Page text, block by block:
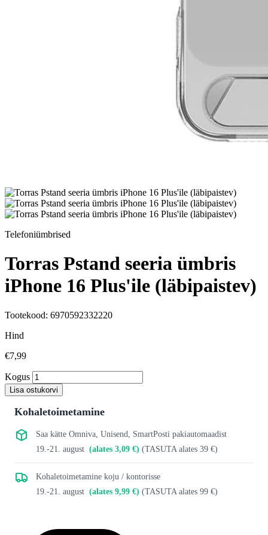
Telefoniümbrised
Torras Pstand seeria ümbris
iPhone 16 Plus'ile (läbipaistev)
Tootekood: 6970592332220
Hind
€7,99
Kogus
Lisa ostukorvi
Kohaletoimetamine
Saa kätte Omniva, Unisend, SmartPosti pakiautomaadist
19.-21. august (alates 3,09 €) (TASUTA alates 39 €)
Kohaletoimetamine koju / kontorisse
19.-21. august (alates 9,99 €) (TASUTA alates 99 €)